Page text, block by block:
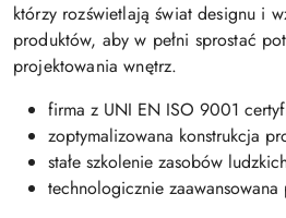
którzy rozświetlają świat designu i
produktów, aby w pełni sprostać
projektowania wnętrz.
firma z UNI EN ISO 9001
zoptymalizowana konstrukcja
stałe szkolenie zasobów
technologicznie